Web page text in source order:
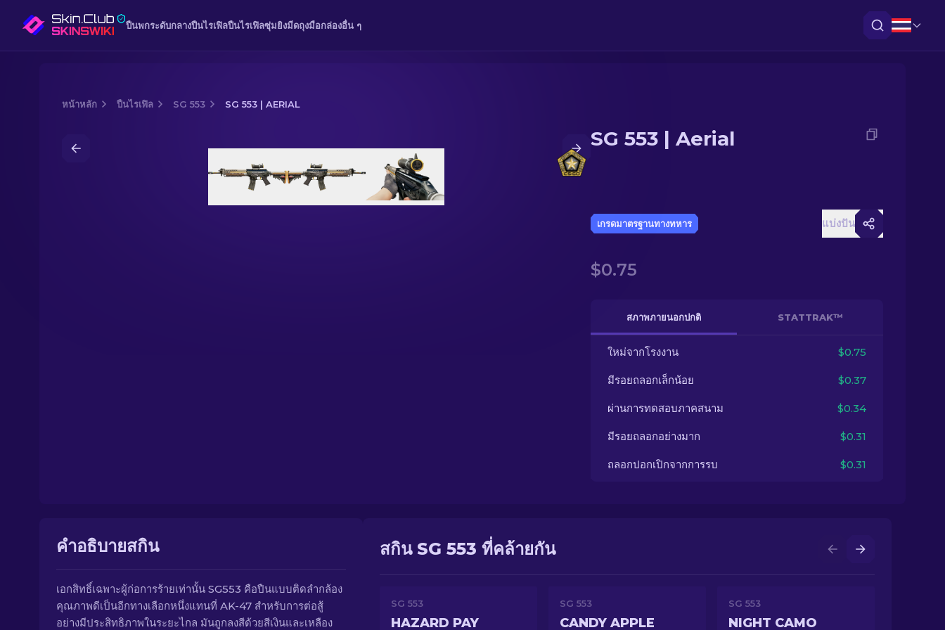
ปืนพกระดับกลางปืนไรเฟิลปืนไรเฟิลซุ่มยิงมีดถุงมือกล่องอื่น ๆ
หน้าหลัก ปืนไรเฟิล SG 553 SG 553 | AERIAL
SG 553 | Aerial
เกรดมาตรฐานทางทหาร แบ่งปัน
$0.75
สภาพภายนอกปกติ STATTRAK™
ใหม่จากโรงงาน $0.75
มีรอยถลอกเล็กน้อย $0.37
ผ่านการทดสอบภาคสนาม $0.34
มีรอยถลอกอย่างมาก $0.31
ถลอกปอกเปิกจากการรบ $0.31
คำอธิบายสกิน
เอกสิทธิ์เฉพาะผู้ก่อการร้ายเท่านั้น SG553 คือปืนแบบติดลำกล้อง
คุณภาพดีเป็นอีกทางเลือกหนึ่งแทนที่ AK-47 สำหรับการต่อสู้
อย่างมีประสิทธิภาพในระยะไกล มันถูกลงสีด้วยสีเงินและเหลือง
สกิน SG 553 ที่คล้ายกัน
SG 553
HAZARD PAY
SG 553
CANDY APPLE
SG 553
NIGHT CAMO